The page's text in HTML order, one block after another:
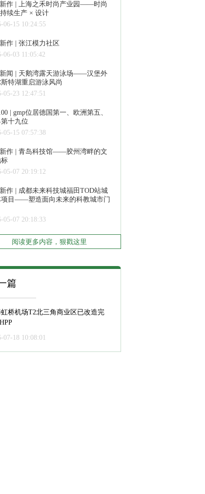
作 | 上海之禾时尚产业园——时尚
续生产 × 设计
06-15 10:24:55
作 | 张江模力社区
06-03 11:05:42
闻 | 天鹅湾露天游泳场——汉堡外
斯特湖重启游泳风尚
05-23 12:47:51
| gmp位居德国第一、欧洲第五、
十九位
05-15 07:57:38
作 | 青岛科技馆——胶州湾畔的文
05-07 20:19:12
作 | 成都未来科技城福田TOD站城
项目——塑造面向未来的科教城市门
05-07 20:18:33
阅读更多内容，狠戳这里
篇
桥机场T2北三角商业区已改造完
07-18 10:08:01